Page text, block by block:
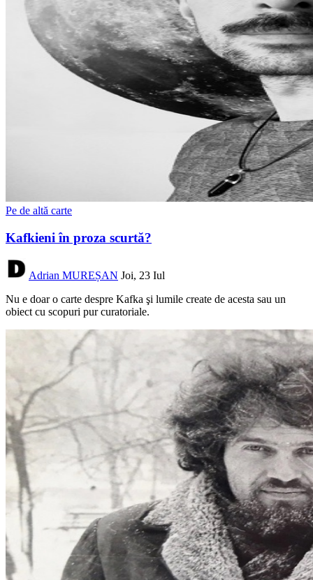
Pe de altă carte
Kafkieni în proza scurtă?
Adrian MUREȘAN Joi, 23 Iul
Nu e doar o carte despre Kafka şi lumile create de acesta sau un
obiect cu scopuri pur curatoriale.